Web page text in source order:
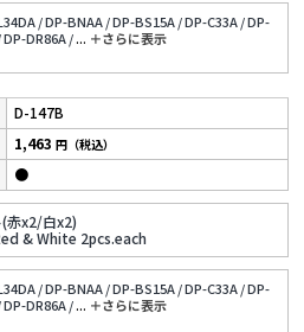
/DP-BNAA /DP-BS15A /DP-C33A /DP-
DP-DR86A /... ＋さらに表⽰
D-147B
(赤x2/白x2)
& White 2pcs.each
1,463円（税込）
●
/DP-BNAA /DP-BS15A /DP-C33A /DP-
DP-DR86A /... ＋さらに表⽰